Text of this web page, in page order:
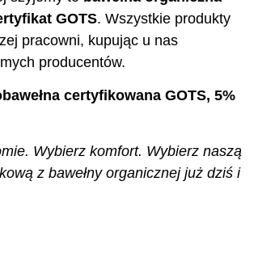
GOTS. Wszystkie produkty
pracowni, kupując u nas
producentów.
certyfikowana GOTS, 5%
Wybierz komfort. Wybierz naszą
z bawełny organicznej już dziś i